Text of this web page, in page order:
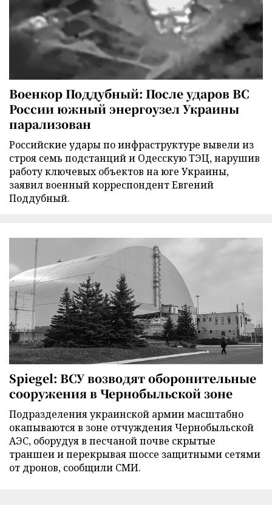
Военкор Поддубный: После ударов ВС
России южный энергоузел Украины
парализован
Российские удары по инфраструктуре вывели из
строя семь подстанций и Одесскую ТЭЦ, нарушив
работу ключевых объектов на юге Украины,
заявил военный корреспондент Евгений
Поддубный.
Spiegel: ВСУ возводят оборонительные
сооружения в Чернобыльской зоне
Подразделения украинской армии масштабно
окапываются в зоне отчуждения Чернобыльской
АЭС, оборудуя в песчаной почве скрытые
траншеи и перекрывая шоссе защитными сетями
от дронов, сообщили СМИ.